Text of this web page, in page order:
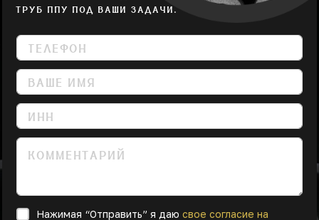
ТРУБ ППУ ПОД ВАШИ ЗАДАЧИ.
Нажимая “Отправить” я даю свое согласие на